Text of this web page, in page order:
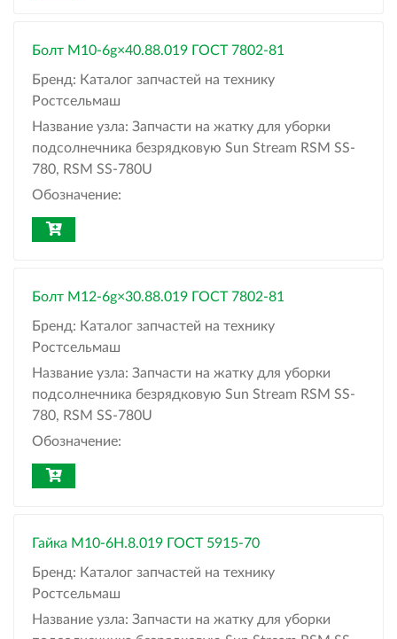
Болт M10-6g×40.88.019 ГОСТ 7802-81
Бренд: Каталог запчастей на технику
Ростсельмаш
Название узла: Запчасти на жатку для уборки
подсолнечника безрядковую Sun Stream RSM SS-
780, RSM SS-780U
Обозначение:
Болт M12-6g×30.88.019 ГОСТ 7802-81
Бренд: Каталог запчастей на технику
Ростсельмаш
Название узла: Запчасти на жатку для уборки
подсолнечника безрядковую Sun Stream RSM SS-
780, RSM SS-780U
Обозначение:
Гайка М10-6H.8.019 ГОСТ 5915-70
Бренд: Каталог запчастей на технику
Ростсельмаш
Название узла: Запчасти на жатку для уборки